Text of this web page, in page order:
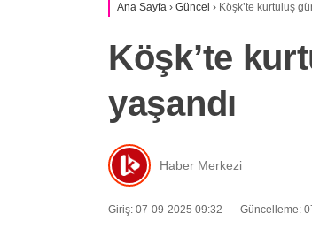
Ana Sayfa › Güncel › Köşk’te kurtuluş
Köşk’te
yaşandı
Haber Merkezi
Giriş: 07-09-2025 09:32 Güncelleme: